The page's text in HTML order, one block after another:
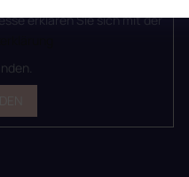
erklären Sie sich mit der